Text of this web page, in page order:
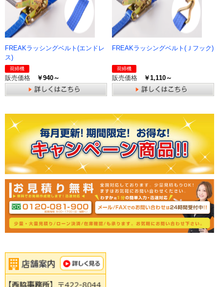
FREAKラッシングベルト(エンドレ
ス)
荷締機
販売価格 ￥940～
FREAKラッシングベルト(Ｊフック)
荷締機
販売価格 ￥1,110～